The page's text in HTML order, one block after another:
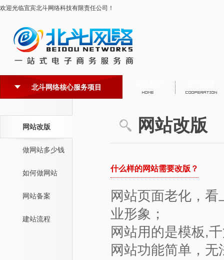
欢迎光临宜宾北斗网络科技有限责任公司！
北斗网络核心服务项目
网站改版
做网站多少钱
如何做网站
网站备案
建站流程
网站改版
什么样的网站需要改版？
网站页面老化，
业形象；
网站用的是模板,
网站功能简单，